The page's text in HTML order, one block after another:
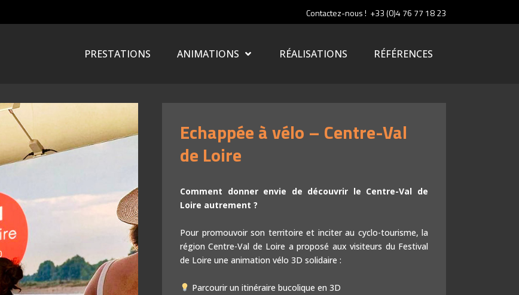
Contactez-nous ! +33 (0)4 76 77 18 23
PRESTATIONS ANIMATIONS
QuizNect : Le quiz sans contact !
Idées en bulles
Quizs multijoueurs
Présentations interactives
Bornes de jeux
Expérience IA
Coloriages animés
Animations photo
MusicNect : Le musicien c’est vous !
RÉALISATIONS RÉFÉRENCES
Echappée à vélo – Centre-Val
de Loire
Comment donner envie de découvrir le Centre-Val de
Loire autrement ?
Pour promouvoir son territoire et inciter au cyclo-tourisme, la
région Centre-Val de Loire a proposé aux visiteurs du Festival
de Loire une animation vélo 3D solidaire :
Parcourir un itinéraire bucolique en 3D